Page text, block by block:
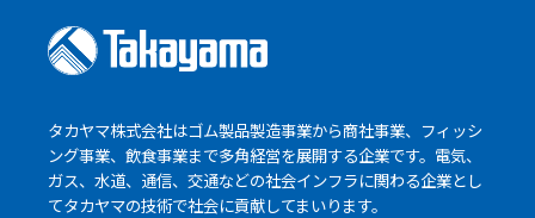
タカヤマ株式会社はゴム製品製造事業から商社事業、フィッシ
ング事業、飲食事業まで多角経営を展開する企業です。電気、
ガス、水道、通信、交通などの社会インフラに関わる企業とし
てタカヤマの技術で社会に貢献してまいります。